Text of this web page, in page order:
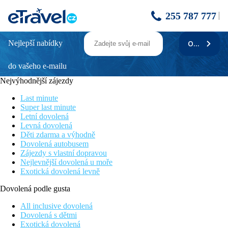
255 787 777
Sheraton Istanbul Levent (ex. Moevenpick
Hotel Istanbul)
Wellness a SPA
Komfortní klimatizované pokoje
Vhodné pro pracovní cesty nebo na dovolenou ve dvou
Fitness
Poloha
Nově zrekonstruovaný pětihvězdičkový hotel Sheraton Istanbul
Levent se nachází v centru istanbulské obchodní čtvrti na
evropské straně, nedaleko módního nákupního centra a pouhých
45 minut jízdy od istanbulského letiště Sabiha Gokcen (52 km).
Vchod do metra, který se nachází přímo před hotelem, umožňuje
pohodlný přístup k zajímavostem, mezi něž patří náměstí Taksim
či historický poloostrov
Popis hotelu
Nejlepší nabídky
do vašeho e-mailu
ODEBÍRAT
Nejvýhodnější zájezdy
Last minute
Super last minute
Letní dovolená
Levná dovolená
Děti zdarma a výhodně
Dovolená autobusem
Zájezdy s vlastní dopravou
Nejlevnější dovolená u moře
Exotická dovolená levně
Dovolená podle gusta
All inclusive dovolená
Dovolená s dětmi
Exotická dovolená